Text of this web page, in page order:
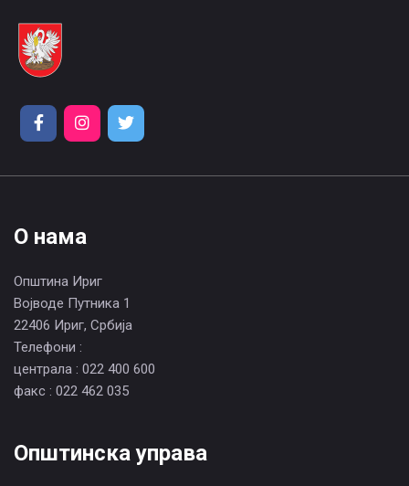
О нама
Општина Ириг
Војводе Путника 1
22406 Ириг, Србија
Телефони :
централа : 022 400 600
факс : 022 462 035
Општинска управа